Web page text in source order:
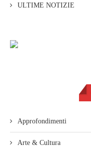
ULTIME NOTIZIE
Approfondimenti
Arte & Cultura